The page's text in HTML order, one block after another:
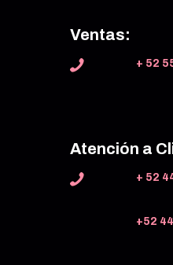
Ventas:
+ 52
Atención a
+ 52
+52